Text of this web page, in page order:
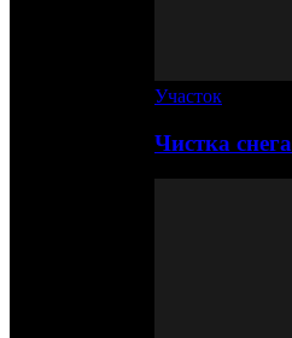
Участок
Чистка